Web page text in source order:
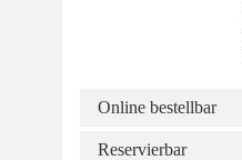
Online bestellbar
Reservierbar